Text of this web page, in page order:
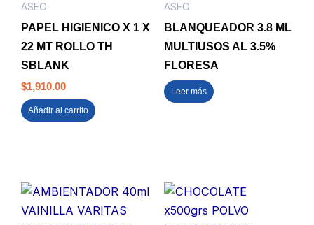
ASEO
PAPEL HIGIENICO X 1 X
22 MT ROLLO TH
SBLANK
$1,910.00
Añadir al carrito
ASEO
BLANQUEADOR 3.8 ML
MULTIUSOS AL 3.5%
FLORESA
Leer más